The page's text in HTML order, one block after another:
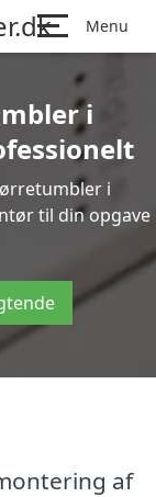
Menu
i
i
til din opgave
af